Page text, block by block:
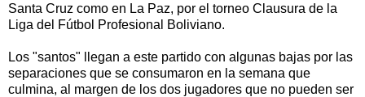
Santa Cruz como en La Paz, por el torneo Clausura de la
Liga del Fútbol Profesional Boliviano.
Los "santos" llegan a este partido con algunas bajas por las
separaciones que se consumaron en la semana que
culmina, al margen de los dos jugadores que no pueden ser